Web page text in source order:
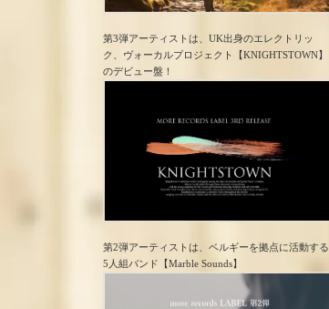
第3弾アーティストは、UK出身のエレクトリッ
ク、ヴォーカルプロジェクト【KNIGHTSTOWN】
のデビュー盤！
第2弾アーティストは、ベルギーを拠点に活動する
5人組バンド【Marble Sounds】